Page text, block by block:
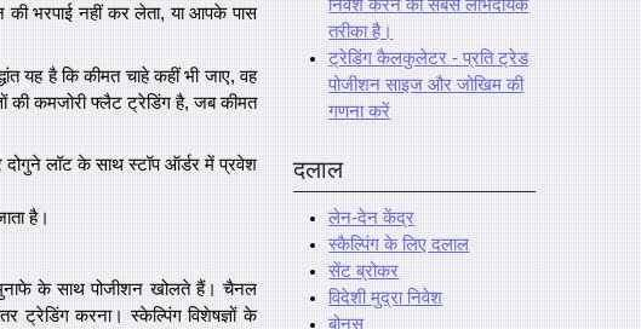
की भरपाई नहीं कर लेता, या आपके पास
यह है कि कीमत चाहे कहीं भी जाए, वह
की कमजोरी फ्लैट ट्रेडिंग है, जब कीमत
लॉट के साथ स्टॉप ऑर्डर में प्रवेश
है।
के साथ पोजीशन खोलते हैं। चैनल
ट्रेडिंग करना। स्केल्पिंग विशेषज्ञों के
निवेश करने का सबसे लाभदायक
तरीका है।
ट्रेडिंग कैलकुलेटर - प्रति ट्रेड
पोजीशन साइज और जोखिम की
गणना करें
दलाल
लेन-देन केंद्र
स्कैल्पिंग के लिए दलाल
सेंट ब्रोकर
विदेशी मुद्रा निवेश
बोनस